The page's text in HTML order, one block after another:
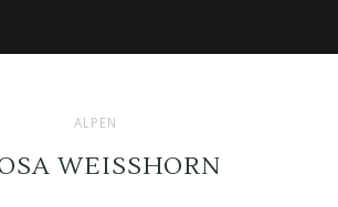
ALPEN
WEISSHORN